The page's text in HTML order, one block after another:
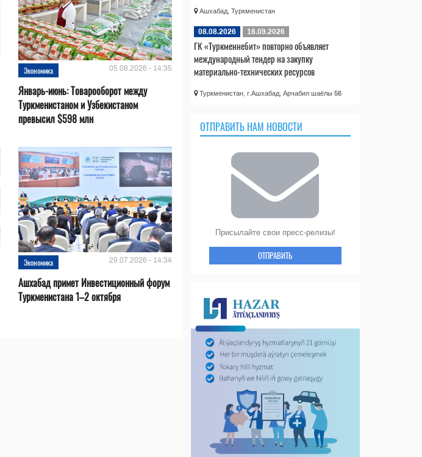
Экономика 05.08.2026 - 14:35
Январь-июнь: Товарооборот между
Туркменистаном и Узбекистаном
превысил $598 млн
Экономика 29.07.2026 - 14:34
Ашхабад примет Инвестиционный форум
Туркменистана 1–2 октября
Ашхабад, Туркменистан
08.08.2026 18.09.2026
ГК «Туркменнебит» повторно объявляет
международный тендер на закупку
материально-технических ресурсов
Туркменистан, г.Ашхабад, Арчабил шаёлы 56
ОТПРАВИТЬ НАМ НОВОСТИ
Присылайте свои пресс-релизы!
ОТПРАВИТЬ